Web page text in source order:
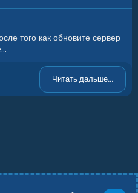
того как обновите сервер
Читать дальше...